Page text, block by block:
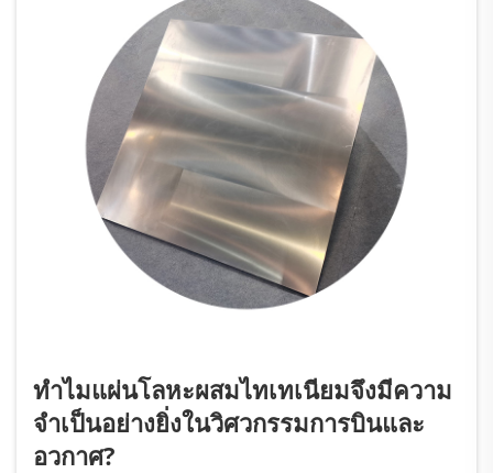
ทำไมแผ่นโลหะผสมไทเทเนียมจึงมีความ
จำเป็นอย่างยิ่งในวิศวกรรมการบินและ
อวกาศ?